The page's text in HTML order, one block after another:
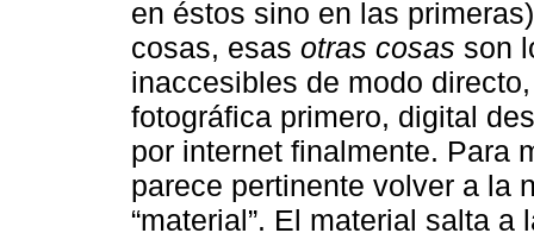
en éstos sino en las
cosas, esas otras cosas son
inaccesibles de modo
fotográfica primero, digital
por internet finalmente. Para
parece pertinente volver a la
“material”. El material salta